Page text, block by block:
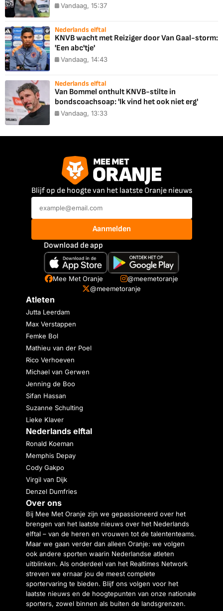
Vandaag, 15:37
Nederlands elftal
KNVB wacht met Reiziger door Van Gaal-storm:
'Een abc'tje'
Vandaag, 14:43
Nederlands elftal
Van Bommel onthult KNVB-stilte in
bondscoachsoap: 'Ik vind het ook niet erg'
Vandaag, 13:33
Blijf op de hoogte van het laatste Oranje nieuws
Aanmelden
Download de app
Mee Met Oranje
@meemetoranje
@meemetoranje
Atleten
Jutta Leerdam
Max Verstappen
Femke Bol
Mathieu van der Poel
Rico Verhoeven
Michael van Gerwen
Jenning de Boo
Sifan Hassan
Suzanne Schulting
Lieke Klaver
Nederlands elftal
Ronald Koeman
Memphis Depay
Cody Gakpo
Virgil van Dijk
Denzel Dumfries
Over ons
Bij Mee Met Oranje zijn we gepassioneerd over het
brengen van het laatste nieuws over het Nederlands
elftal – van de heren en vrouwen tot de talententeams.
Maar we gaan verder dan alleen Oranje: we volgen
ook andere sporten waarin Nederlandse atleten
uitblinken. Als onderdeel van het Realtimes Network
streven we ernaar jou de meest complete
sportervaring te bieden. Blijf ons volgen voor het
laatste nieuws en de hoogtepunten van onze nationale
sporters, zowel binnen als buiten de landsgrenzen.